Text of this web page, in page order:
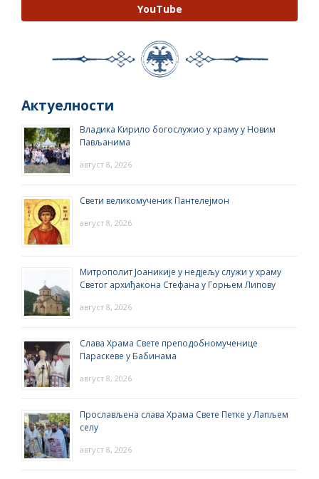
YouTube
Актуелности
Владика Кирило богослужио у храму у Новим
Пављанима
август 8, 2026
Свети великомученик Пантелејмон
август 8, 2026
Митрополит Јоаникије у недјељу служи у храму
Светог архиђакона Стефана у Горњем Липову
август 8, 2026
Слава Храма Свете преподобномученице
Параскеве у Бабинама
август 8, 2026
Прослављена слава Храма Свете Петке у Лапљем
селу
август 8, 2026